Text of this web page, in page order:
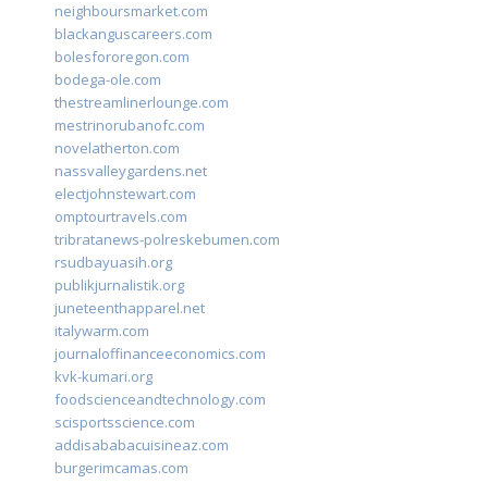
neighboursmarket.com
blackanguscareers.com
bolesfororegon.com
bodega-ole.com
thestreamlinerlounge.com
mestrinorubanofc.com
novelatherton.com
nassvalleygardens.net
electjohnstewart.com
omptourtravels.com
tribratanews-polreskebumen.com
rsudbayuasih.org
publikjurnalistik.org
juneteenthapparel.net
italywarm.com
journaloffinanceeconomics.com
kvk-kumari.org
foodscienceandtechnology.com
scisportsscience.com
addisababacuisineaz.com
burgerimcamas.com